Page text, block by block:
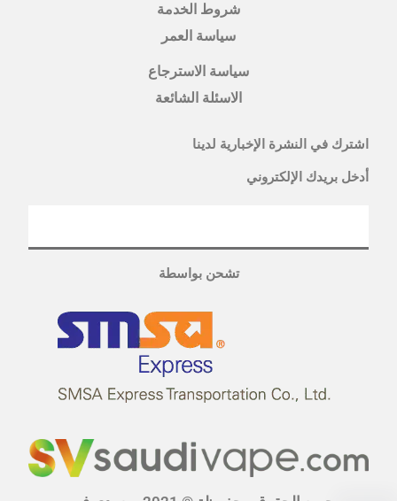
شروط الخدمة
سياسة العمر
سياسة الاسترجاع
الاسئلة الشائعة
اشترك في النشرة الإخبارية لدينا
أدخل بريدك الإلكتروني
تشحن بواسطة